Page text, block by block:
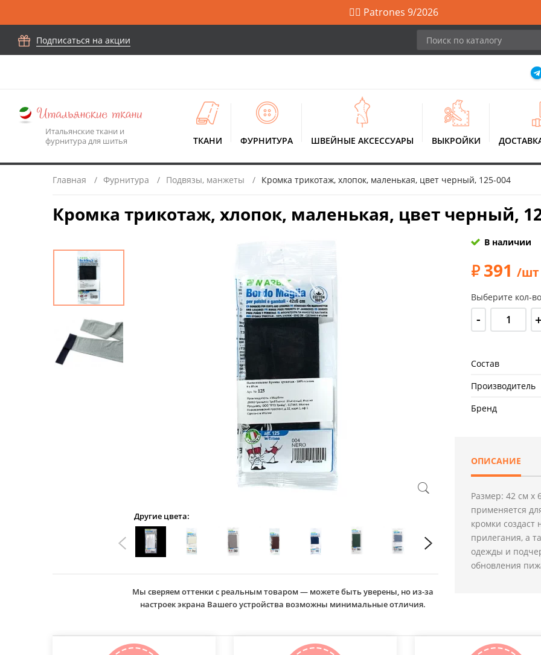
🙋‍♀️ Patrones 9/2026
Подписаться на акции
Итальянские ткани и
фурнитура для шитья
ТКАНИ ФУРНИТУРА ШВЕЙНЫЕ АКСЕССУАРЫ ВЫКРОЙКИ
Главная Фурнитура Подвязы, манжеты Кромка трикотаж, хлопок, маленькая, цвет черный, 125-004
Кромка трикотаж, хлопок, маленькая, цвет черный,
Другие цвета:
Мы сверяем оттенки с реальным товаром — можете быть уверены, но из-за
настроек экрана Вашего устройства возможны минимальные отличия.
В наличии
391 /шт
Выберите кол-
- +
Состав
Производитель
Бренд
ОПИСАНИЕ
Размер: 42 см х
применяется
кромки
прилегания, а
одежды и
обновления